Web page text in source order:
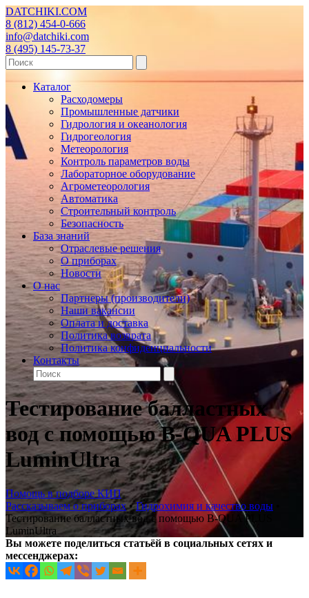
DATCHIKI.COM
8 (812) 454-0-666
info@datchiki.com
8 (495) 145-73-37
Каталог
Расходомеры
Промышленные датчики
Гидрология и океанология
Гидрогеология
Метеорология
Контроль параметров воды
Лабораторное оборудование
Агрометеорология
Автоматика
Строительный контроль
Безопасность
База знаний
Отраслевые решения
О приборах
Новости
О нас
Партнеры (производители)
Наши вакансии
Оплата и доставка
Политика возврата
Политика конфиденциальности
Контакты
Тестирование балластных
вод с помощью B-QUA PLUS
LuminUltra
Помощь в подборе КИП
Рассказываем о приборах•Гидрохимия и качество воды
Тестирование балластных вод с помощью B-QUA PLUS
LuminUltra
Вы можете поделиться статьёй в социальных сетях и
мессенджерах: